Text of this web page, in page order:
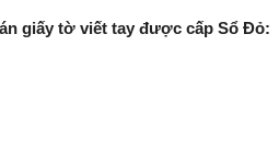
giấy tờ viết tay được cấp Sổ Đỏ: